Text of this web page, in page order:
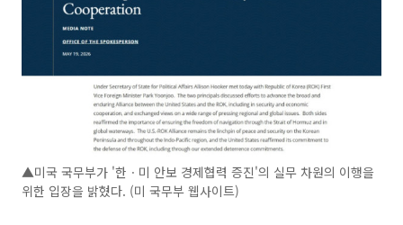
▲미국 국무부가 '한ㆍ미 안보 경제협력 증진'의 실무 차원의 이행을
위한 입장을 밝혔다. (미 국무부 웹사이트)